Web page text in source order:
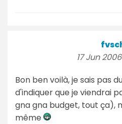
17 Jun
Bon ben voilà, je sais pas
d'indiquer que je viendrai
gna gna budget, tout ça),
même